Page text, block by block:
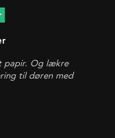
papir. Og lækre
til døren med